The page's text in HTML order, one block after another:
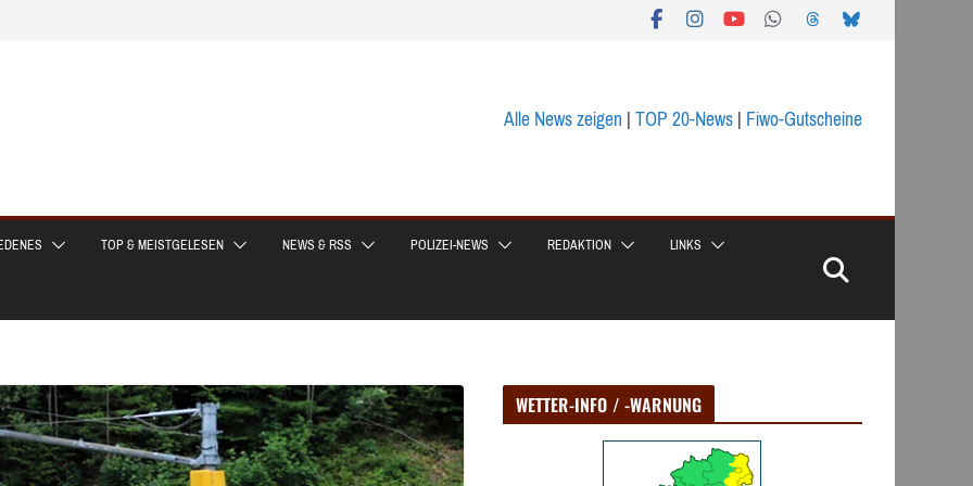
Alle News zeigen|TOP 20-News|Fiwo-Gutscheine
TOP & MEISTGELESEN NEWS & RSS POLIZEI-NEWS REDAKTION LINKS
WETTER-INFO / -WARNUNG